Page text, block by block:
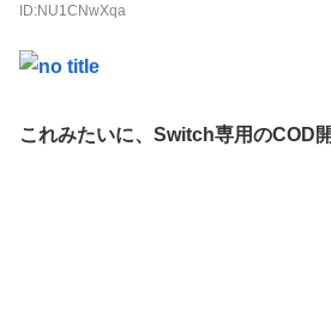
ID:NU1CNwXqa
これみたいに、Switch専用のCOD